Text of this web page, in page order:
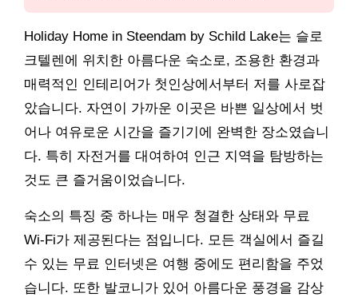
Holiday Home in Steendam by Schild Lake는 슬로
크텔렌에 위치한 아름다운 숙소로, 조용한 환경과
매력적인 인테리어가 첫인상에서부터 저를 사로잡
았습니다. 자연이 가까운 이곳은 바쁜 일상에서 벗
어나 여유로운 시간을 즐기기에 완벽한 장소였습니
다. 특히 자전거를 대여하여 인근 지역을 탐방하는
것도 큰 즐거움이었습니다.
숙소의 특징 중 하나는 매우 청결한 상태와 무료
Wi-Fi가 제공된다는 점입니다. 모든 객실에서 즐길
수 있는 무료 인터넷은 여행 중에도 편리함을 주었
습니다. 또한 발코니가 있어 아름다운 풍경을 감상